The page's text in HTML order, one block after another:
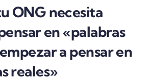
ONG necesita
en «palabras
a pensar en
reales»